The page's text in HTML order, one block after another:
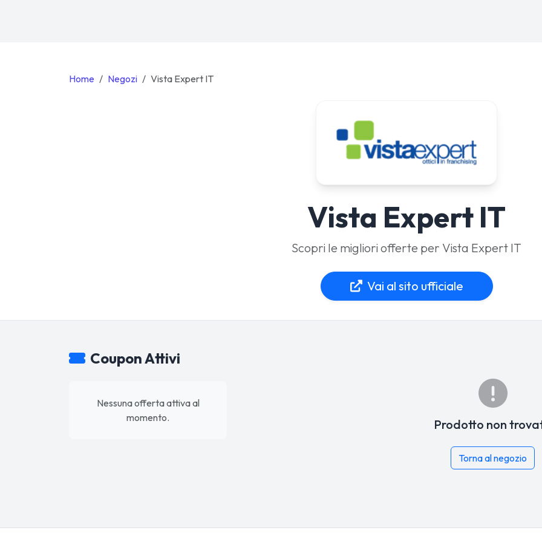
Home Negozi Vista Expert IT
Vista Expert IT
Scopri le migliori offerte per Vista Expert IT
Vai al sito ufficiale
Coupon Attivi
Nessuna offerta attiva al
momento.
Prodotto non
Torna al negozio